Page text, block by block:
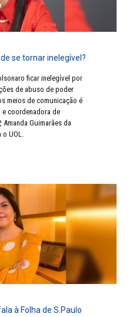
se tornar inelegível?
ficar inelegível por
de abuso de poder
meios de comunicação é
coordenadora de
Amanda Guimarães da
o UOL.
à Folha de S.Paulo